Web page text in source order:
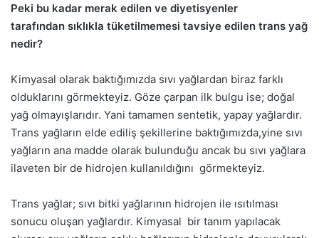
Peki bu kadar merak edilen ve diyetisyenler
tarafından sıklıkla tüketilmemesi tavsiye edilen trans yağ
nedir?
Kimyasal olarak baktığımızda sıvı yağlardan biraz farklı
olduklarını görmekteyiz. Göze çarpan ilk bulgu ise; doğal
yağ olmayışlarıdır. Yani tamamen sentetik, yapay yağlardır.
Trans yağların elde ediliş şekillerine baktığımızda,yine sıvı
yağların ana madde olarak bulunduğu ancak bu sıvı yağlara
ilaveten bir de hidrojen kullanıldığını görmekteyiz.
Trans yağlar; sıvı bitki yağlarının hidrojen ile ısıtılması
sonucu oluşan yağlardır. Kimyasal bir tanım yapılacak